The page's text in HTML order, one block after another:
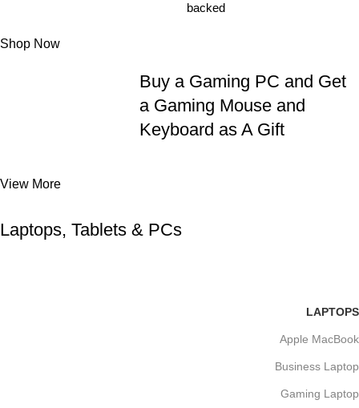
backed
Shop Now
Buy a Gaming PC and Get
a Gaming Mouse and
Keyboard as A Gift
View More
Laptops, Tablets & PCs
LAPTOPS
Apple MacBook
Business Laptop
Gaming Laptop